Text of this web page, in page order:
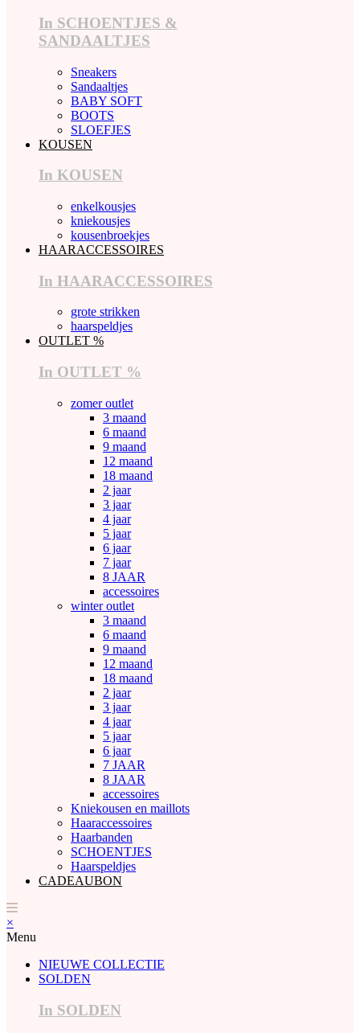
In SCHOENTJES &
SANDAALTJES
Sneakers
Sandaaltjes
BABY SOFT
BOOTS
SLOEFJES
KOUSEN
In KOUSEN
enkelkousjes
kniekousjes
kousenbroekjes
HAARACCESSOIRES
In HAARACCESSOIRES
grote strikken
haarspeldjes
OUTLET %
In OUTLET %
zomer outlet
3 maand
6 maand
9 maand
12 maand
18 maand
2 jaar
3 jaar
4 jaar
5 jaar
6 jaar
7 jaar
8 JAAR
accessoires
winter outlet
3 maand
6 maand
9 maand
12 maand
18 maand
2 jaar
3 jaar
4 jaar
5 jaar
6 jaar
7 JAAR
8 JAAR
accessoires
Kniekousen en maillots
Haaraccessoires
Haarbanden
SCHOENTJES
Haarspeldjes
CADEAUBON
×
Menu
NIEUWE COLLECTIE
SOLDEN
In SOLDEN